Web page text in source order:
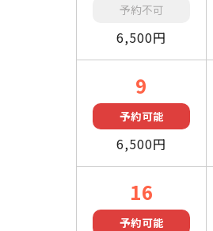
予約不可
6,500円
9
予約可能
6,500円
16
予約可能